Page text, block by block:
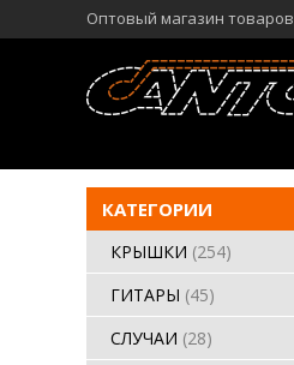
Оптовый магазин товаров
КАТЕГОРИИ
КРЫШКИ (254)
ГИТАРЫ (45)
СЛУЧАИ (28)